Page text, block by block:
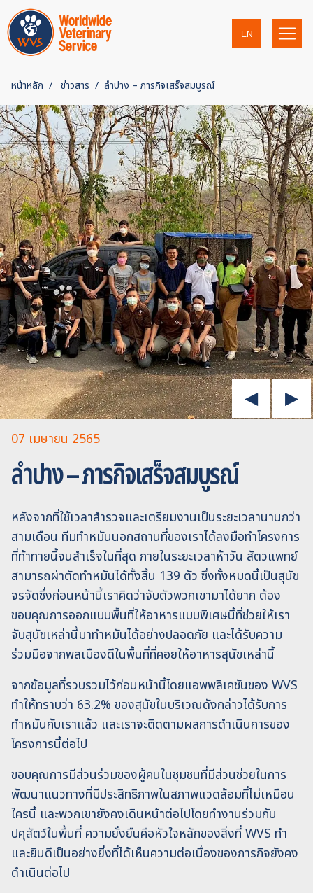
EN
หน้าหลัก ข่าวสาร ลำปาง – ภารกิจเสร็จสมบูรณ์
07 เมษายน 2565
ลำปาง – ภารกิจเสร็จสมบูรณ์
หลังจากที่ใช้เวลาสำรวจและเตรียมงานเป็นระยะเวลานานกว่า
สามเดือน ทีมทำหมันนอกสถานที่ของเราได้ลงมือทำโครงการ
ที่ท้าทายนี้จนสำเร็จในที่สุด ภายในระยะเวลาห้าวัน สัตวแพทย์
สามารถผ่าตัดทำหมันได้ทั้งสิ้น 139 ตัว ซึ่งทั้งหมดนี้เป็นสุนัข
จรจัดซึ่งก่อนหน้านี้เราคิดว่าจับตัวพวกเขามาได้ยาก ต้อง
ขอบคุณการออกแบบพื้นที่ให้อาหารแบบพิเศษนี้ที่ช่วยให้เรา
จับสุนัขเหล่านี้มาทำหมันได้อย่างปลอดภัย และได้รับความ
ร่วมมือจากพลเมืองดีในพื้นที่ที่คอยให้อาหารสุนัขเหล่านี้
จากข้อมูลที่รวบรวมไว้ก่อนหน้านี้โดยแอพพลิเคชันของ WVS
ทำให้ทราบว่า 63.2% ของสุนัขในบริเวณดังกล่าวได้รับการ
ทำหมันกับเราแล้ว และเราจะติดตามผลการดำเนินการของ
โครงการนี้ต่อไป
ขอบคุณการมีส่วนร่วมของผู้คนในชุมชนที่มีส่วนช่วยในการ
พัฒนาแนวทางที่มีประสิทธิภาพในสภาพแวดล้อมที่ไม่เหมือน
ใครนี้ และพวกเขายังคงเดินหน้าต่อไปโดยทำงานร่วมกับ
ปศุสัตว์ในพื้นที่ ความยั่งยืนคือหัวใจหลักของสิ่งที่ WVS ทำ
และยินดีเป็นอย่างยิ่งที่ได้เห็นความต่อเนื่องของภารกิจยังคง
ดำเนินต่อไป